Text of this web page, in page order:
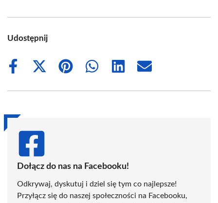
Udostępnij
Share
Share
(Twitter)
Share
Share
Share
Share
Dołącz do nas na Facebooku!
Odkrywaj, dyskutuj i dziel się tym co najlepsze!
Przyłącz się do naszej społeczności na Facebooku,